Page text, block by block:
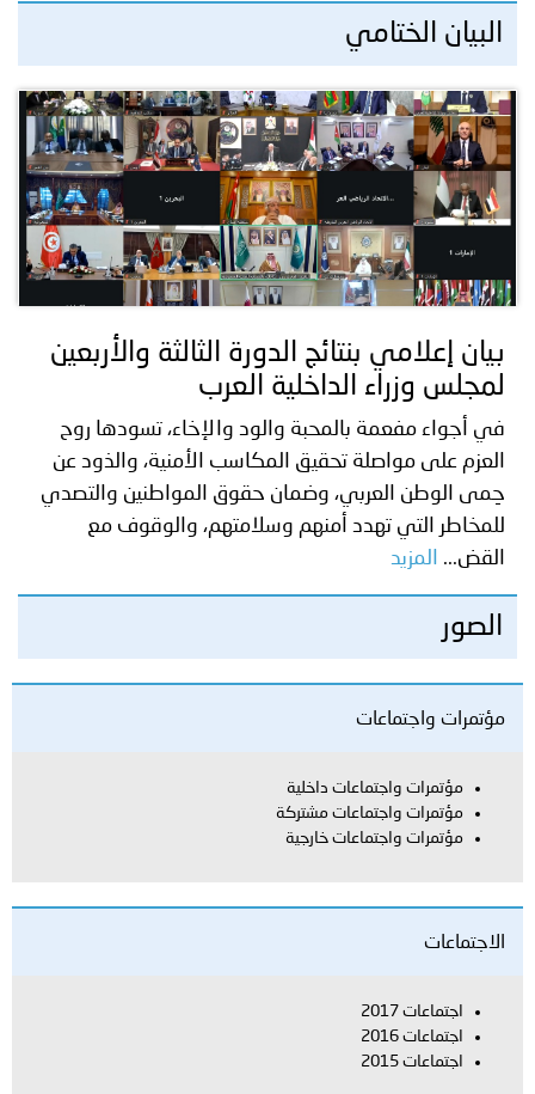
البيان الختامي
بيان إعلامي بنتائج الدورة الثالثة والأربعين
لمجلس وزراء الداخلية العرب
في أجواء مفعمة بالمحبة والود والإخاء، تسودها روح
العزم على مواصلة تحقيق المكاسب الأمنية، والذود عن
حِمى الوطن العربي، وضمان حقوق المواطنين والتصدي
للمخاطر التي تهدد أمنهم وسلامتهم، والوقوف مع
القض...
المزيد
الصور
مؤتمرات واجتماعات
مؤتمرات واجتماعات داخلية
مؤتمرات واجتماعات مشتركة
مؤتمرات واجتماعات خارجية
الاجتماعات
اجتماعات 2017
اجتماعات 2016
اجتماعات 2015